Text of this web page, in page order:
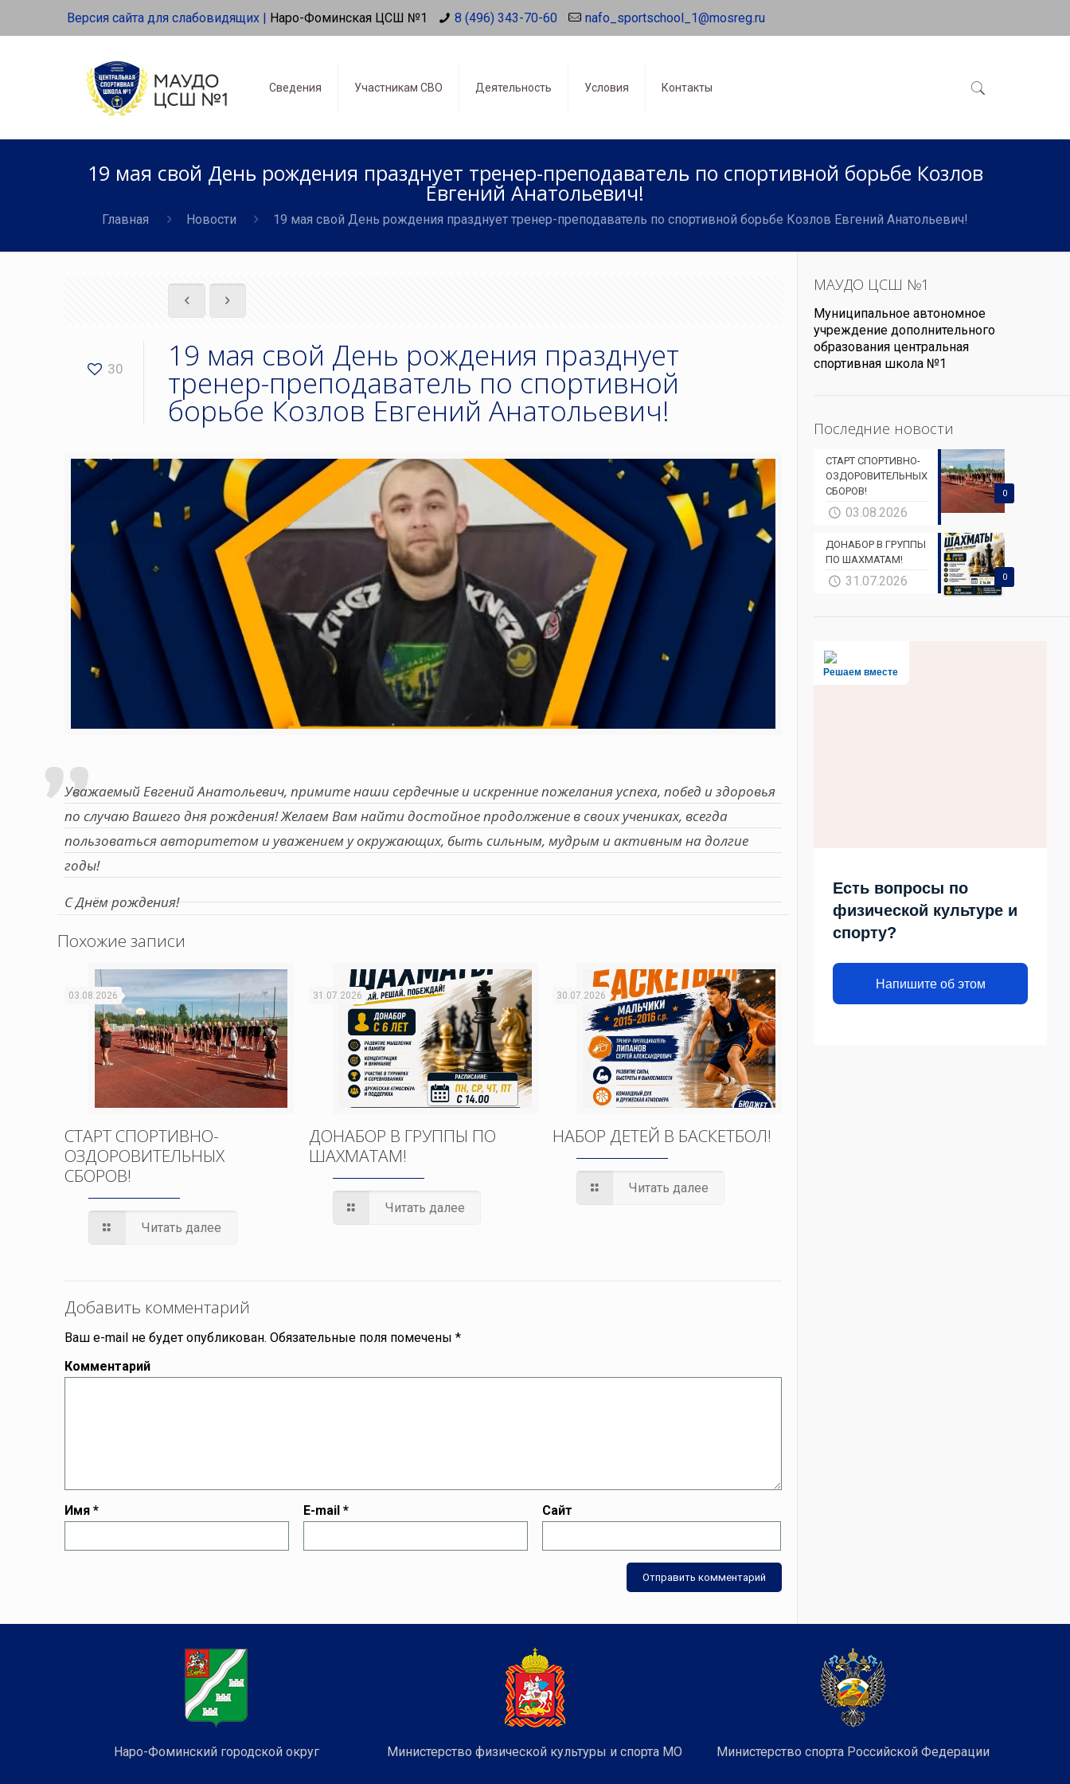
Версия сайта для слабовидящих | Наро-Фоминская ЦСШ №1 8 (496) 343-70-60 nafo_sportschool_1@mosreg.ru
Сведения Участникам СВО Деятельность Условия Контакты
19 мая свой День рождения празднует тренер-преподаватель по спортивной борьбе Козлов
Евгений Анатольевич!
Главная Новости 19 мая свой День рождения празднует тренер-преподаватель по спортивной борьбе Козлов Евгений Анатольевич!
30 19 мая свой День рождения празднует
тренер-преподаватель по спортивной
борьбе Козлов Евгений Анатольевич!
Уважаемый Евгений Анатольевич, примите наши сердечные и искренние пожелания успеха, побед и здоровья
по случаю Вашего дня рождения! Желаем Вам найти достойное продолжение в своих учениках, всегда
пользоваться авторитетом и уважением у окружающих, быть сильным, мудрым и активным на долгие
годы!
С Днём рождения!
Похожие записи
03.08.2026
СТАРТ СПОРТИВНО-
ОЗДОРОВИТЕЛЬНЫХ
СБОРОВ!
Читать далее
31.07.2026
ДОНАБОР В ГРУППЫ ПО
ШАХМАТАМ!
Читать далее
30.07.2026
НАБОР ДЕТЕЙ В БАСКЕТБОЛ!
Читать далее
Добавить комментарий
Ваш e-mail не будет опубликован. Обязательные поля помечены*
Комментарий
Имя* E-mail* Сайт
МАУДО ЦСШ №1
Муниципальное автономное
учреждение дополнительного
образования центральная
спортивная школа №1
Последние новости
0
СТАРТ СПОРТИВНО-
ОЗДОРОВИТЕЛЬНЫХ
СБОРОВ!
03.08.2026
0
ДОНАБОР В ГРУППЫ
ПО ШАХМАТАМ!
31.07.2026
Решаем вместе
Есть вопросы по
физической культуре и
спорту?
Напишите об этом
Наро-Фоминский городской округ Министерство физической культуры и спорта МО Министерство спорта Российской Федерации